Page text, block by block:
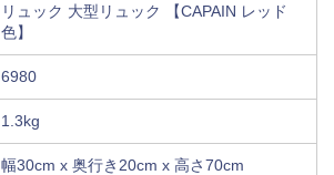
リュック 大型リュック 【CAPAIN レッド
色】
6980
1.3kg
幅30cm x 奥行き20cm x 高さ70cm